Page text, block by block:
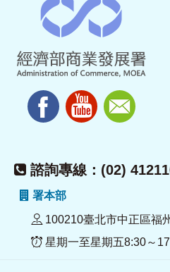
諮詢專線：(02)
署本部
100210臺北市中正區福
星期一至星期五8:30～